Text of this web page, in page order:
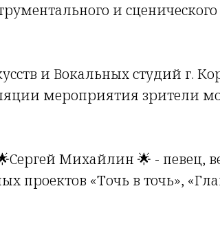
и сценического
и Вокальных студий г.
мероприятия зрители
Михайлин 🌟 - певец,
проектов «Точь в точь»,